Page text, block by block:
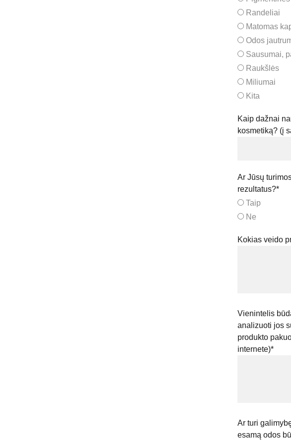
Randeliai
Matomas
Odos
Sausumai,
Raukšlės
Miliumai
Kita
Kaip dažnai
kosmetiką? (į
Ar Jūsų
rezultatus?*
Taip
Ne
Kokias veido
Vienintelis
analizuoti jos
produkto
internete)*
Ar turi
esamą odos